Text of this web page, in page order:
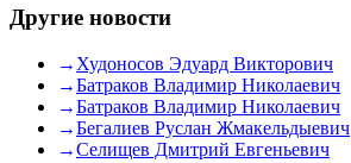
Другие новости
Худоносов Эдуард Викторович
Батраков Владимир Николаевич
Батраков Владимир Николаевич
Бегалиев Руслан Жмакельдыевич
Селищев Дмитрий Евгеньевич